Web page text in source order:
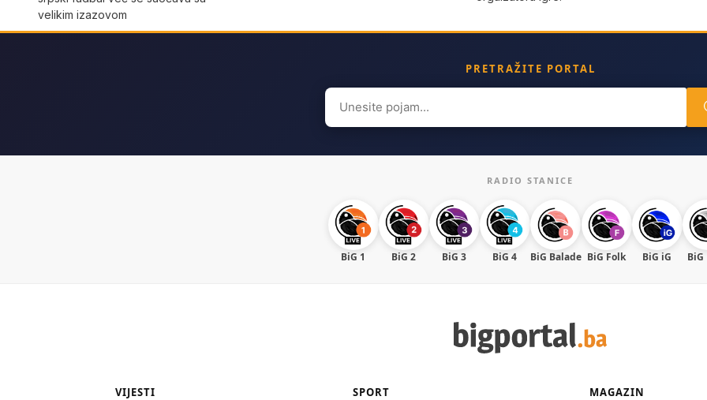
velikim izazovom
PRETRAŽITE PORTAL
Search
for:
RADIO STANICE
BiG 1 BiG 2 BiG 3 BiG 4 BiG Balade BiG Folk BiG iG BiG
VIJESTI SPORT MAGAZIN